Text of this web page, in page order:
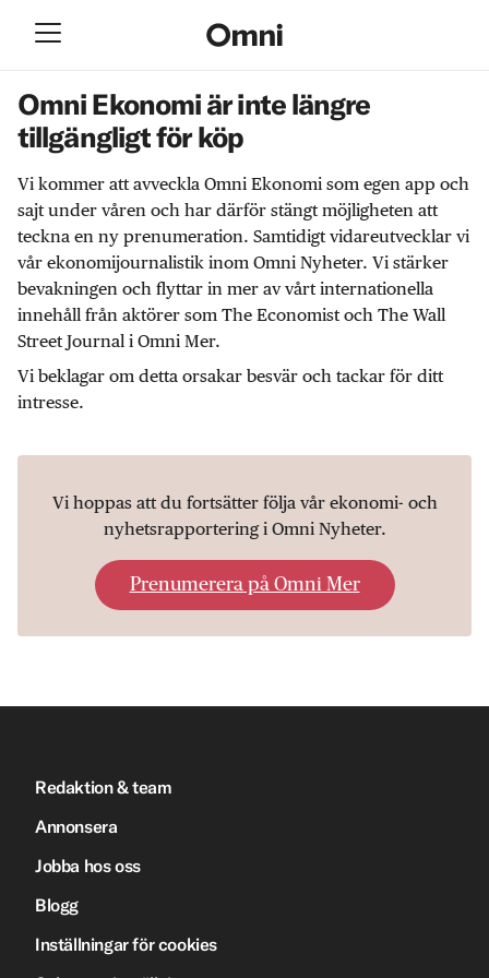
Omni Ekonomi är inte längre
tillgängligt för köp
Vi kommer att avveckla Omni Ekonomi som egen app och
sajt under våren och har därför stängt möjligheten att
teckna en ny prenumeration. Samtidigt vidareutvecklar vi
vår ekonomijournalistik inom Omni Nyheter. Vi stärker
bevakningen och flyttar in mer av vårt internationella
innehåll från aktörer som The Economist och The Wall
Street Journal i Omni Mer.
Vi beklagar om detta orsakar besvär och tackar för ditt
intresse.
Vi hoppas att du fortsätter följa vår ekonomi- och
nyhetsrapportering i Omni Nyheter.
Prenumerera på Omni Mer
Redaktion & team
Annonsera
Jobba hos oss
Blogg
Inställningar för cookies